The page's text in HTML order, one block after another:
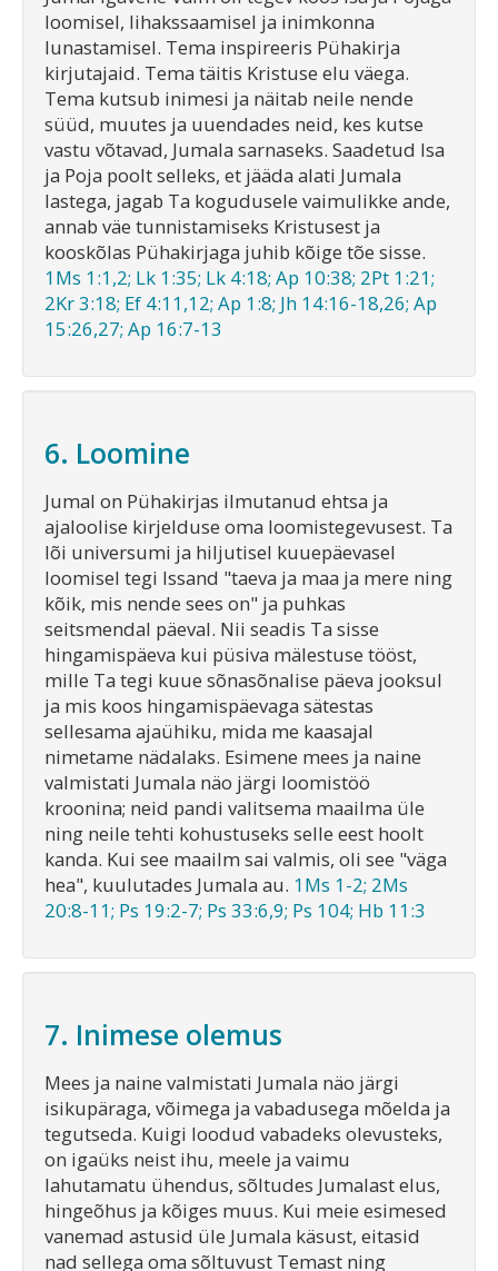
loomisel, lihakssaamisel ja inimkonna
lunastamisel. Tema inspireeris Pühakirja
kirjutajaid. Tema täitis Kristuse elu väega.
Tema kutsub inimesi ja näitab neile nende
süüd, muutes ja uuendades neid, kes kutse
vastu võtavad, Jumala sarnaseks. Saadetud Isa
ja Poja poolt selleks, et jääda alati Jumala
lastega, jagab Ta kogudusele vaimulikke ande,
annab väe tunnistamiseks Kristusest ja
kooskõlas Pühakirjaga juhib kõige tõe sisse.
1Ms 1:1,2; Lk 1:35; Lk 4:18; Ap 10:38; 2Pt 1:21;
2Kr 3:18; Ef 4:11,12; Ap 1:8; Jh 14:16-18,26; Ap
15:26,27; Ap 16:7-13
6. Loomine
Jumal on Pühakirjas ilmutanud ehtsa ja
ajaloolise kirjelduse oma loomistegevusest. Ta
lõi universumi ja hiljutisel kuuepäevasel
loomisel tegi Issand "taeva ja maa ja mere ning
kõik, mis nende sees on" ja puhkas
seitsmendal päeval. Nii seadis Ta sisse
hingamispäeva kui püsiva mälestuse tööst,
mille Ta tegi kuue sõnasõnalise päeva jooksul
ja mis koos hingamispäevaga sätestas
sellesama ajaühiku, mida me kaasajal
nimetame nädalaks. Esimene mees ja naine
valmistati Jumala näo järgi loomistöö
kroonina; neid pandi valitsema maailma üle
ning neile tehti kohustuseks selle eest hoolt
kanda. Kui see maailm sai valmis, oli see "väga
hea", kuulutades Jumala au. 1Ms 1-2; 2Ms
20:8-11; Ps 19:2-7; Ps 33:6,9; Ps 104; Hb 11:3
7. Inimese olemus
Mees ja naine valmistati Jumala näo järgi
isikupäraga, võimega ja vabadusega mõelda ja
tegutseda. Kuigi loodud vabadeks olevusteks,
on igaüks neist ihu, meele ja vaimu
lahutamatu ühendus, sõltudes Jumalast elus,
hingeõhus ja kõiges muus. Kui meie esimesed
vanemad astusid üle Jumala käsust, eitasid
nad sellega oma sõltuvust Temast ning